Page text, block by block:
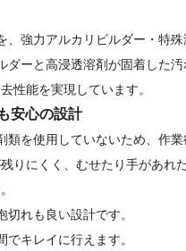
、強力アルカリビルダー・特
ダーと高浸透溶剤が固着した
性能を実現しています。
安心の設計
類を使用していないため、作業
りにくく、むせたり手があれ
切れも良い設計です。
でキレイに行えます。